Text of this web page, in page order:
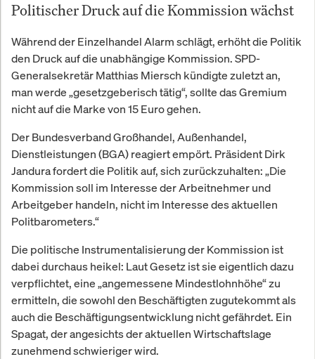
Politischer Druck auf die Kommission wächst
Während der Einzelhandel Alarm schlägt, erhöht die Politik
den Druck auf die unabhängige Kommission. SPD-
Generalsekretär Matthias Miersch kündigte zuletzt an,
man werde „gesetzgeberisch tätig“, sollte das Gremium
nicht auf die Marke von 15 Euro gehen.
Der Bundesverband Großhandel, Außenhandel,
Dienstleistungen (BGA) reagiert empört. Präsident Dirk
Jandura fordert die Politik auf, sich zurückzuhalten: „Die
Kommission soll im Interesse der Arbeitnehmer und
Arbeitgeber handeln, nicht im Interesse des aktuellen
Politbarometers.“
Die politische Instrumentalisierung der Kommission ist
dabei durchaus heikel: Laut Gesetz ist sie eigentlich dazu
verpflichtet, eine „angemessene Mindestlohnhöhe“ zu
ermitteln, die sowohl den Beschäftigten zugutekommt als
auch die Beschäftigungsentwicklung nicht gefährdet. Ein
Spagat, der angesichts der aktuellen Wirtschaftslage
zunehmend schwieriger wird.